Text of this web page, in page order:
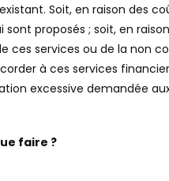
Soit, en raison des
sont proposés ; soit, en
ces services ou de la non
à ces services
excessive demandée
faire ?